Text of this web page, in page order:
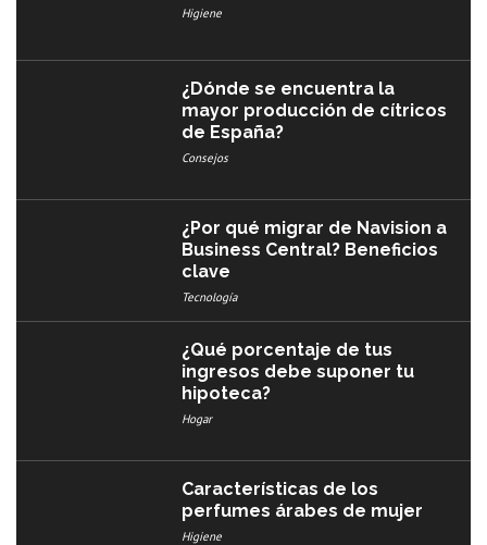
Higiene
¿Dónde se encuentra la
mayor producción de cítricos
de España?
Consejos
¿Por qué migrar de Navision a
Business Central? Beneficios
clave
Tecnología
¿Qué porcentaje de tus
ingresos debe suponer tu
hipoteca?
Hogar
Características de los
perfumes árabes de mujer
Higiene